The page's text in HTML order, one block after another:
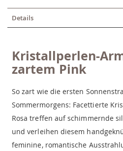
Details
Kristallperlen-
zartem Pink
So zart wie die ersten
Sommermorgens: Facettierte
Rosa treffen auf schimmernde
und verleihen diesem
feminine, romantische